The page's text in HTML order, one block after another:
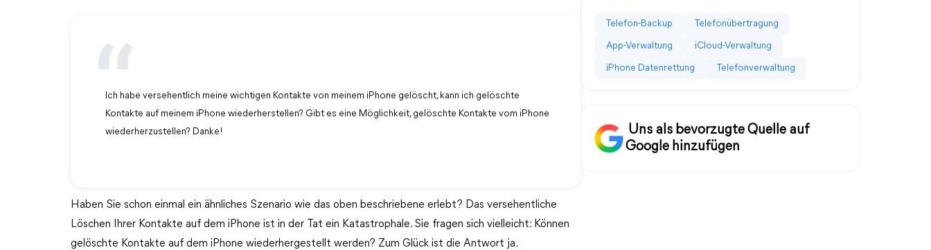
Ich habe versehentlich meine wichtigen Kontakte von meinem iPhone gelöscht, kann ich gelöschte
Kontakte auf meinem iPhone wiederherstellen? Gibt es eine Möglichkeit, gelöschte Kontakte vom iPhone
wiederherzustellen? Danke!
Haben Sie schon einmal ein ähnliches Szenario wie das oben beschriebene erlebt? Das versehentliche
Löschen Ihrer Kontakte auf dem iPhone ist in der Tat ein Katastrophale. Sie fragen sich vielleicht: Können
gelöschte Kontakte auf dem iPhone wiederhergestellt werden? Zum Glück ist die Antwort ja.
Telefon-Backup Telefonübertragung
App-Verwaltung iCloud-Verwaltung
iPhone Datenrettung Telefonverwaltung
Uns als bevorzugte Quelle auf
Google hinzufügen